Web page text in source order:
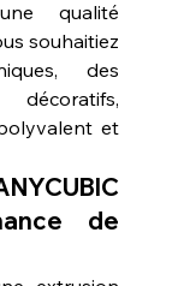
qualité
souhaitiez
des
et
de